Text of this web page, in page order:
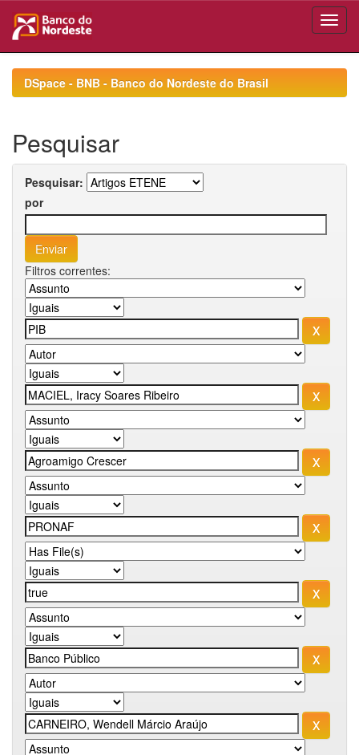
navigationDSpace - BNB - Banco do Nordeste do Brasil
Pesquisar
Pesquisar:
por
Filtros correntes: